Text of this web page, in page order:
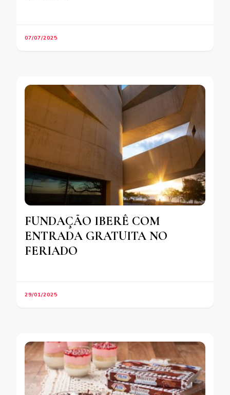
07/07/2025
FUNDAÇÃO IBERÊ COM
ENTRADA GRATUITA NO
FERIADO
29/01/2025